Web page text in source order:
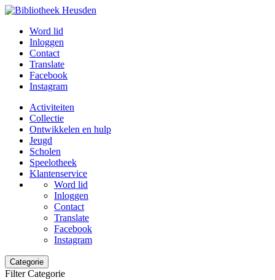
Word lid
Inloggen
Contact
Translate
Facebook
Instagram
Activiteiten
Collectie
Ontwikkelen en hulp
Jeugd
Scholen
Speelotheek
Klantenservice
Word lid
Inloggen
Contact
Translate
Facebook
Instagram
Categorie
Filter Categorie